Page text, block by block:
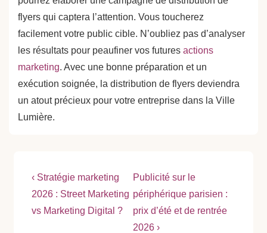
flyers qui captera l’attention. Vous toucherez
facilement votre public cible. N’oubliez pas d’analyser
les résultats pour peaufiner vos futures actions
marketing. Avec une bonne préparation et un
exécution soignée, la distribution de flyers deviendra
un atout précieux pour votre entreprise dans la Ville
Lumière.
Navigation
de
l’article
Previous
Post
is
‹ Stratégie marketing
2026 : Street Marketing
vs Marketing Digital ?
Next
Post
is
Publicité sur le
périphérique parisien :
prix d’été et de rentrée
2026 ›